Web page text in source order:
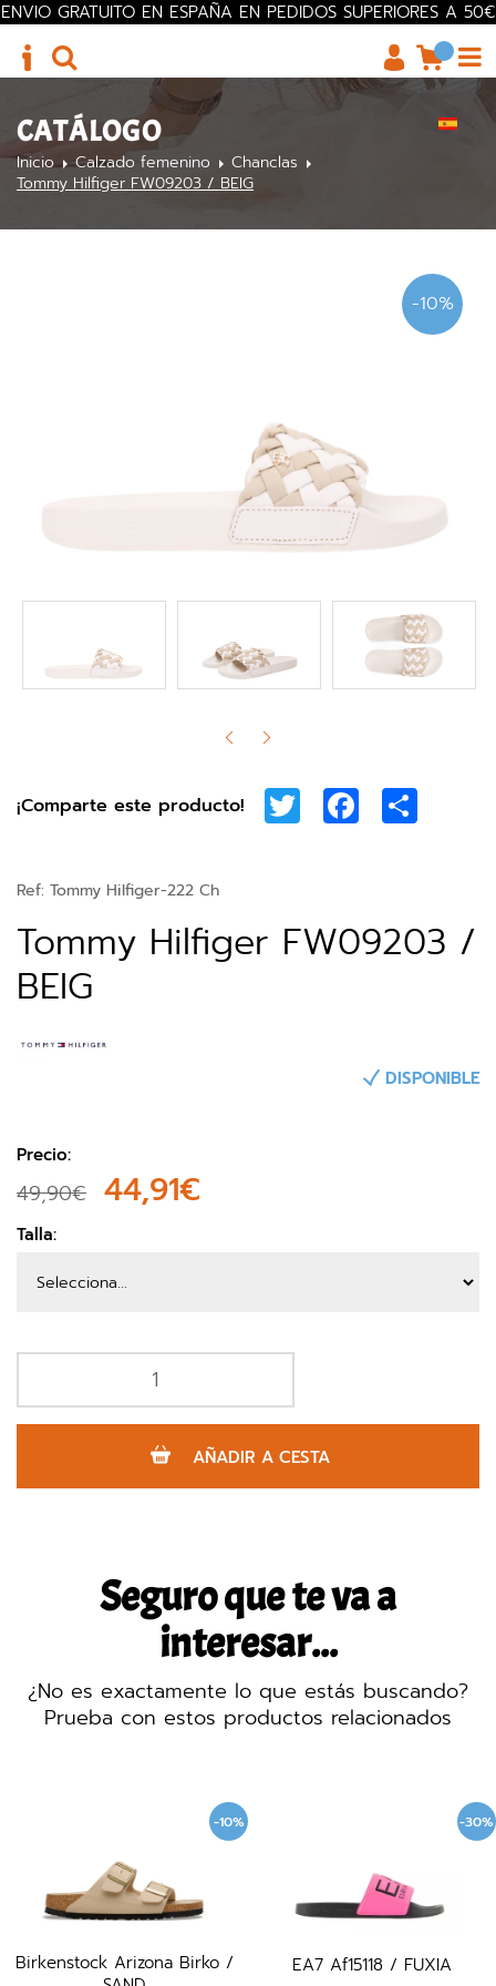
ENVIO GRATUITO EN ESPAÑA EN PEDIDOS SUPERIORES A 50€
CATÁLOGO
Inicio Calzado femenino
Chanclas
Tommy Hilfiger FW09203 / BEIG
-10%
¡Comparte este producto! Twitter Facebook
Ref: Tommy Hilfiger-222 Ch
Tommy Hilfiger FW09203 /
BEIG
DISPONIBLE
Precio:
49,90€ 44,91€
Talla:
AÑADIR A CESTA
Seguro que te va a
interesar...
¿No es exactamente lo que estás buscando?
Prueba con estos productos relacionados
Arizona Birko /
EA7 Af15118 / FUXIA